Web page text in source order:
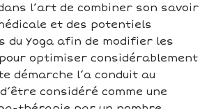
l’art de combiner son savoir
et des potentiels
du Yoga afin de modifier les
optimiser considérablement
démarche l’a conduit au
considéré comme une